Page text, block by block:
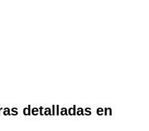
detalladas en